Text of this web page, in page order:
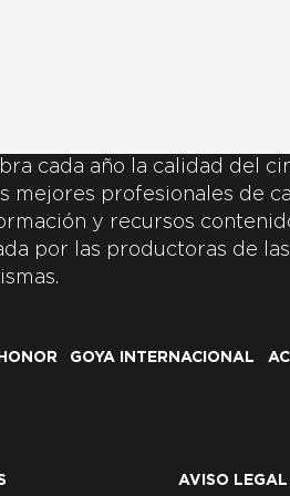
cada año la calidad del
mejores profesionales de
y recursos
por las productoras de
GOYA INTERNACIONAL
AVISO LEGAL